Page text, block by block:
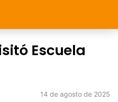
Escuela
14 de agosto de 2025